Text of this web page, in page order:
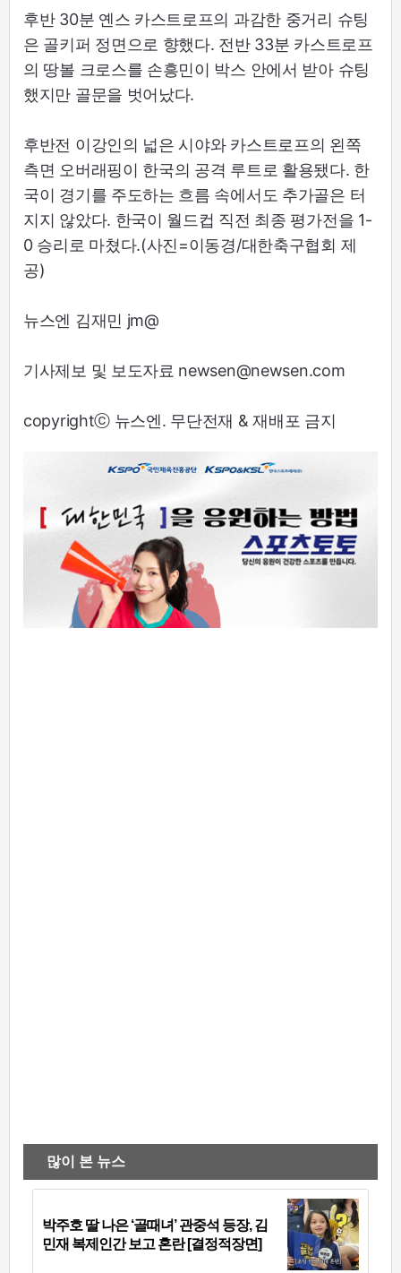
후반 30분 옌스 카스트로프의 과감한 중거리 슈팅
은 골키퍼 정면으로 향했다. 전반 33분 카스트로프
의 땅볼 크로스를 손흥민이 박스 안에서 받아 슈팅
했지만 골문을 벗어났다.
후반전 이강인의 넓은 시야와 카스트로프의 왼쪽
측면 오버래핑이 한국의 공격 루트로 활용됐다. 한
국이 경기를 주도하는 흐름 속에서도 추가골은 터
지지 않았다. 한국이 월드컵 직전 최종 평가전을 1-
0 승리로 마쳤다.(사진=이동경/대한축구협회 제
공)
뉴스엔 김재민 jm@
기사제보 및 보도자료 newsen@newsen.com
copyrightⓒ 뉴스엔. 무단전재 & 재배포 금지
많이 본 뉴스
박주호 딸 나은 ‘골때녀’ 관중석 등장, 김
민재 복제인간 보고 혼란 [결정적장면]